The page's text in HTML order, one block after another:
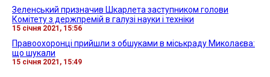
Зеленський призначив Шкарлета заступником голови
Комітету з держпремій в галузі науки і техніки
15 січня 2021, 15:56
Правоохоронці прийшли з обшуками в міськраду Миколаєва:
що шукали
15 січня 2021, 15:49